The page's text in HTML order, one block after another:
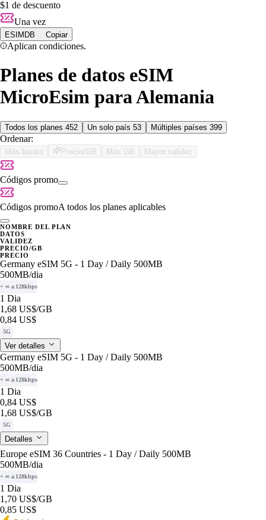
$1 de descuento
Una vez
ESIMDB Copiar
Aplican condiciones.
Planes de datos eSIM
MicroEsim para Alemania
Todos los planes 452 Un solo país 53 Múltiples países 399
Ordenar:
Más barato Precio/GB Más GB Mayor validez
Códigos promo
Códigos promoA todos los planes aplicables
NOMBRE DEL PLAN
DATOS
VALIDEZ
PRECIO/GB
PRECIO
Germany eSIM 5G - 1 Day / Daily 500MB
500MB/dia
+ ∞ a 128kbps
1 Dia
1,68 US$/GB
0,84 US$
5G
Ver detalles
Germany eSIM 5G - 1 Day / Daily 500MB
500MB/dia
+ ∞ a 128kbps
1 Dia
0,84 US$
1,68 US$/GB
5G
Detalles
Europe eSIM 36 Countries - 1 Day / Daily 500MB
500MB/dia
+ ∞ a 128kbps
1 Dia
1,70 US$/GB
0,85 US$